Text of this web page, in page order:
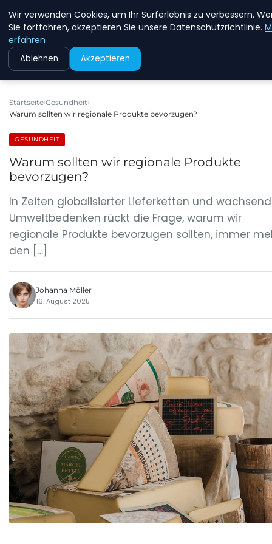
MFD DRESDEN
Startseite Gesundheit
Warum sollten wir regionale Produkte bevorzugen?
GESUNDHEIT
Warum sollten wir regionale Produkte
bevorzugen?
In Zeiten globalisierter Lieferketten und
Umweltbedenken rückt die Frage, warum wir
regionale Produkte bevorzugen sollten, immer
den […]
Johanna Möller
16. August 2025
Wir verwenden Cookies, um Ihr Surferlebnis zu verbessern.
Sie fortfahren, akzeptieren Sie unsere Datenschutzrichtlinie.
erfahren
Ablehnen Akzeptieren